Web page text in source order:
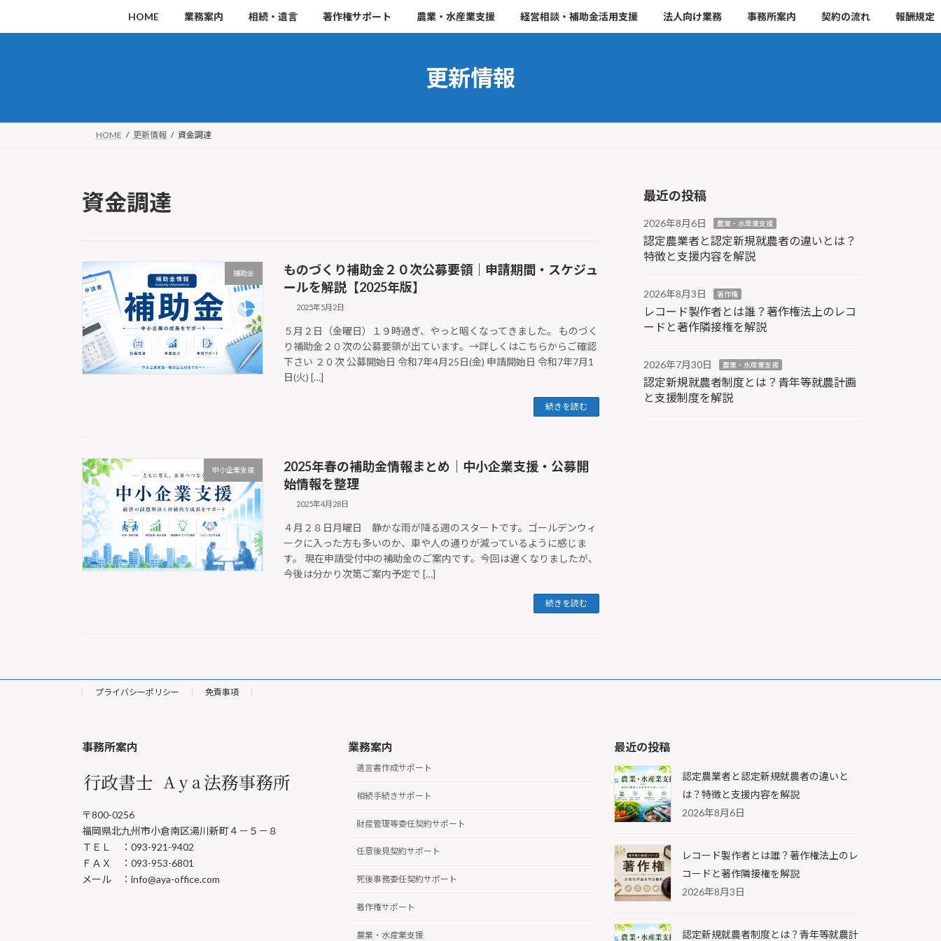
ン
ビ
HOME 業務案内 相続・遺言 著作権サポート 農業・水産業支援 経営相談・補助金活用支援 法人向け業務 事務所案内 契約の流れ 報酬規定
更新情報
HOME 更新情報 資金調達
資金調達
補助金
ものづくり補助金２０次公募要領｜申請期間・スケジュ
ールを解説【2025年版】
2025年5月2日
５月２日（金曜日）１９時過ぎ、やっと暗くなってきました。 ものづく
り補助金２０次の公募要領が出ています。→詳しくはこちらからご確認
下さい ２０次 公募開始日 令和7年4月25日(金) 申請開始日 令和7年7月1
日(火) […]
続きを読む
中小企業支援
2025年春の補助金情報まとめ｜中小企業支援・公募開
始情報を整理
2025年4月28日
４月２８日月曜日 静かな雨が降る週のスタートです。ゴールデンウィ
ークに入った方も多いのか、車や人の通りが減っているように感じま
す。 現在申請受付中の補助金のご案内です。今回は遅くなりましたが、
今後は分かり次第ご案内予定で […]
続きを読む
最近の投稿
2026年8月6日 農業・水産業支援
認定農業者と認定新規就農者の違いとは？
特徴と支援内容を解説
2026年8月3日 著作権
レコード製作者とは誰？著作権法上のレコ
ードと著作隣接権を解説
2026年7月30日 農業・水産業支援
認定新規就農者制度とは？青年等就農計画
と支援制度を解説
プライバシーポリシー 免責事項
事務所案内
〒800-0256
福岡県北九州市小倉南区湯川新町４－５－８
ＴＥＬ ：093-921-9402
ＦＡＸ ：093-953-6801
メール ：info@aya-office.com
業務案内
遺言書作成サポート
相続手続きサポート
財産管理等委任契約サポート
任意後見契約サポート
死後事務委任契約サポート
著作権サポート
農業・水産業支援
最近の投稿
認定農業者と認定新規就農者の違いと
は？特徴と支援内容を解説
2026年8月6日
レコード製作者とは誰？著作権法上のレ
コードと著作隣接権を解説
2026年8月3日
認定新規就農者制度とは？青年等就農計